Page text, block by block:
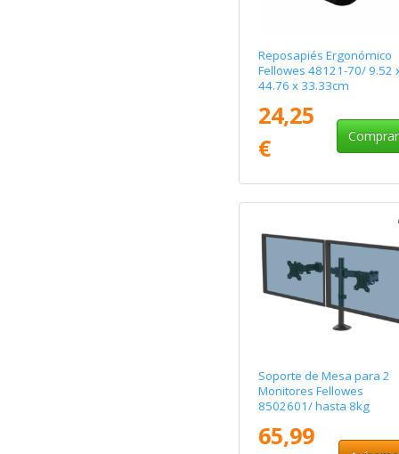
Reposapiés Ergonómico
Fellowes 48121-70/ 9.52
44.76 x 33.33cm
24,25
€
Comprar
Soporte de Mesa para 2
Monitores Fellowes
8502601/ hasta 8kg
65,99